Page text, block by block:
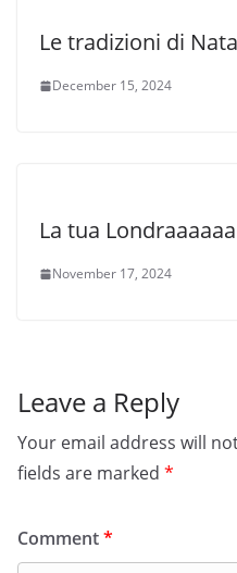
Le tradizioni di
December 15, 2024
La tua Londraaaaaa
November 17, 2024
Leave a Reply
Your email address will
fields are marked *
Comment*